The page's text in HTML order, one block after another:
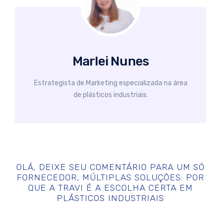
Marlei Nunes
Estrategista de Marketing especializada na área
de plásticos industriais.
OLÁ, DEIXE SEU COMENTÁRIO PARA UM SÓ
FORNECEDOR, MÚLTIPLAS SOLUÇÕES: POR
QUE A TRAVI É A ESCOLHA CERTA EM
PLÁSTICOS INDUSTRIAIS